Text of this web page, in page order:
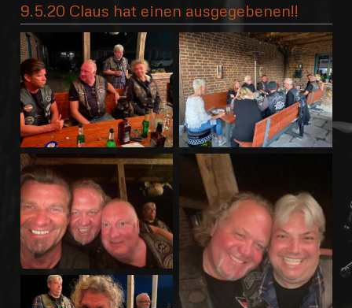
9.5.20 Claus hat einen ausgegebenen!!